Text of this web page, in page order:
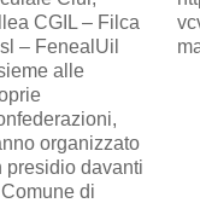
CGIL – Filca
– FenealUil
alle
organizzato
presidio davanti
di